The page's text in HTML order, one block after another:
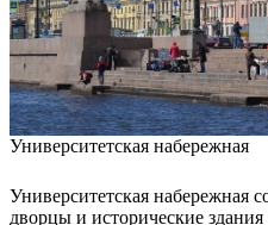
Университетская набережная
Университетская набережная
дворцы и исторические